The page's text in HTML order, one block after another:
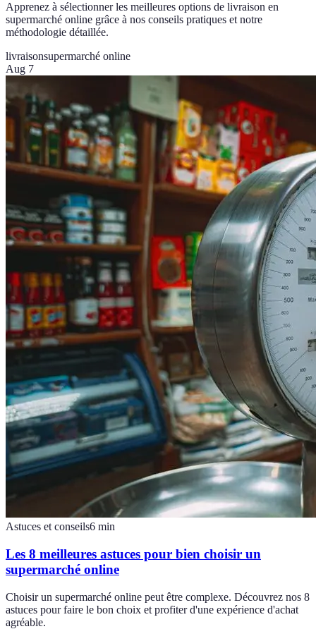
Apprenez à sélectionner les meilleures options de livraison en
supermarché online grâce à nos conseils pratiques et notre
méthodologie détaillée.
livraisonsupermarché online
Aug 7
Astuces et conseils6 min
Les 8 meilleures astuces pour bien choisir un
supermarché online
Choisir un supermarché online peut être complexe. Découvrez nos 8
astuces pour faire le bon choix et profiter d'une expérience d'achat
agréable.